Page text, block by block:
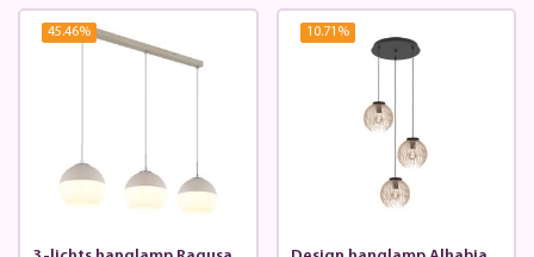
45.46% 10.71 %